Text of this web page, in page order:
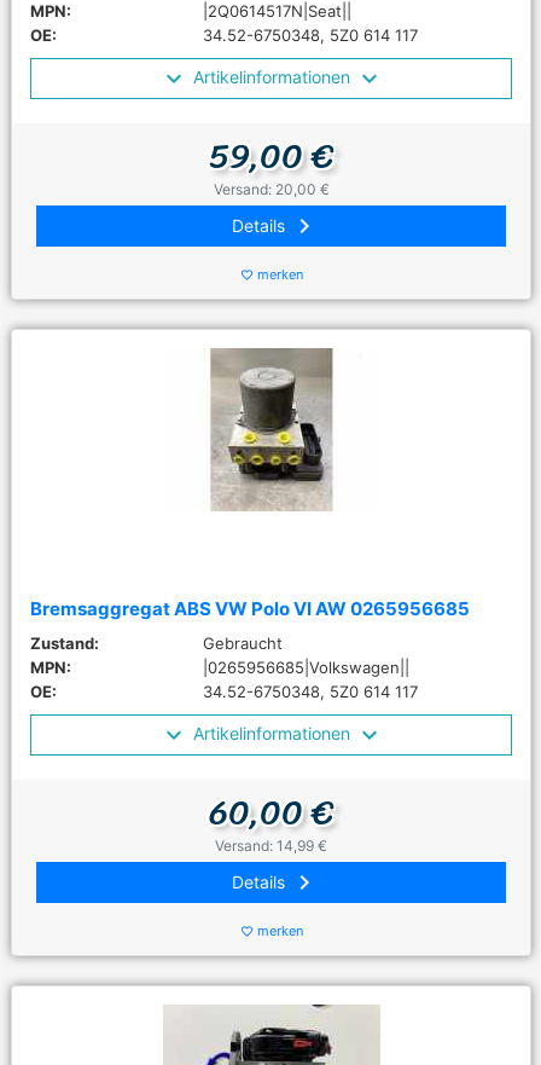
MPN:
|2Q0614517N|Seat||
OE:
34.52-6750348, 5Z0 614 117
Artikelinformationen
59,00 €
Versand: 20,00 €
Details keyboard_arrow_right
favorite_border merken
Bremsaggregat ABS VW Polo VI AW 0265956685
Zustand:
Gebraucht
MPN:
|0265956685|Volkswagen||
OE:
34.52-6750348, 5Z0 614 117
Artikelinformationen
60,00 €
Versand: 14,99 €
Details keyboard_arrow_right
favorite_border merken